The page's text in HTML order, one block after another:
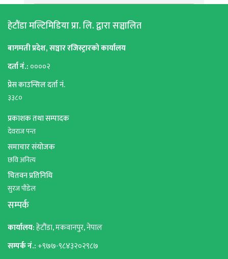
हेटौंडा मल्टिमिडिया प्रा. लि. द्वारा सञ्चालित
बागमती प्रदेश, सञ्चार रजिस्ट्रारको कार्यालय
दर्ता नं.: ००००२
प्रेस काउन्सिल दर्ता नं.
३३८०
प्रकाशक तथा सम्पादक
देवराज पन्त
समाचार संयोजक
छवि अनित्य
चितवन प्रतिनिधि
सुरज पौडेल
सम्पर्क
कार्यालय:हेटौंडा, मकवानपुर, नेपाल
सम्पर्क नं.:+९७७-९८४३२०२९८७